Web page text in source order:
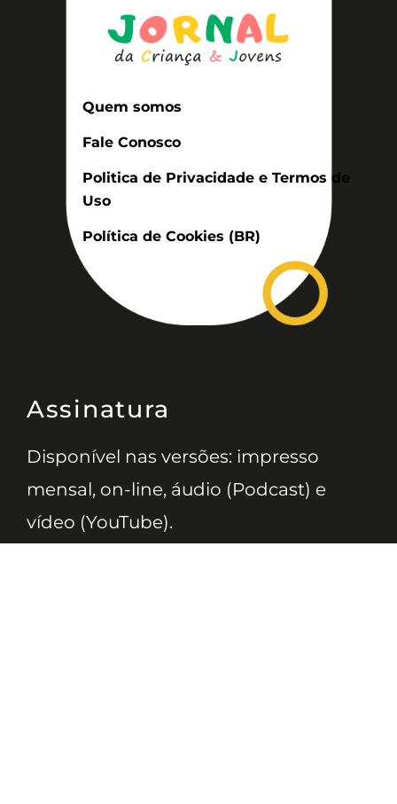
Quem somos
Fale Conosco
Politica de Privacidade e Termos de
Uso
Política de Cookies (BR)
Assinatura
Disponível nas versões: impresso
mensal, on-line, áudio (Podcast) e
vídeo (YouTube).